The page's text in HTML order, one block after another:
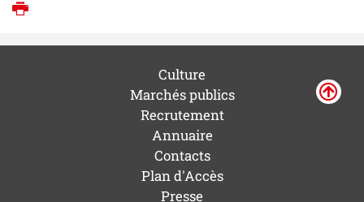
Culture
Marchés publics
Recrutement
Annuaire
Contacts
Plan d'Accès
Presse